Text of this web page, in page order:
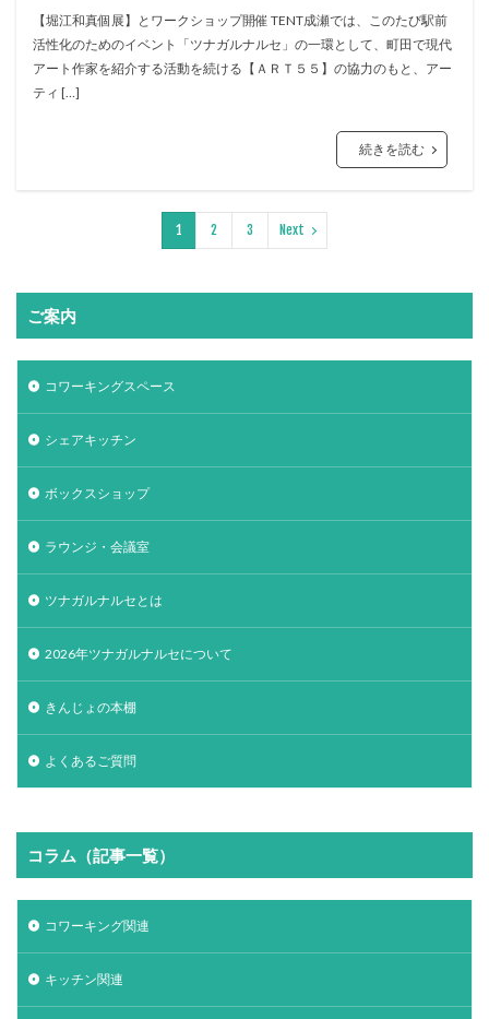
【堀江和真個展】とワークショップ開催 TENT成瀬では、このたび駅前
活性化のためのイベント「ツナガルナルセ」の一環として、町田で現代
アート作家を紹介する活動を続ける【ＡＲＴ５５】の協力のもと、アー
ティ […]
続きを読む
1 2 3 Next
ご案内
コワーキングスペース
シェアキッチン
ボックスショップ
ラウンジ・会議室
ツナガルナルセとは
2026年ツナガルナルセについて
きんじょの本棚
よくあるご質問
コラム（記事一覧）
コワーキング関連
キッチン関連